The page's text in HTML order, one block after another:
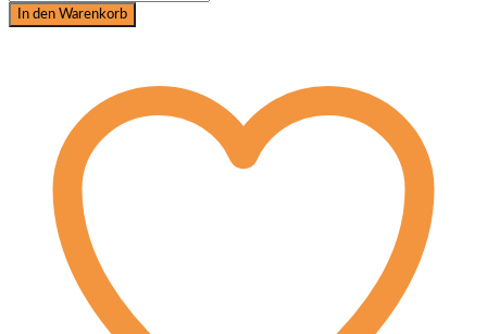
Campus-
Video:
Menge
In den Warenkorb